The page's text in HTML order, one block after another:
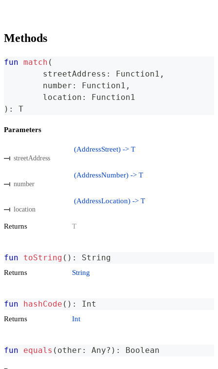
Methods
fun match (
	streetAddress
: Function1 ,
	number
: Function1 ,
	location
:
Function1
) : T
Parameters
streetAddress
(AddressStreet) -> T
number
(AddressNumber) -> T
location
(AddressLocation) -> T
Returns T
fun toString ( ) : String
Returns String
fun hashCode ( ) : Int
Returns Int
fun equals ( other : Any? ) : Boolean